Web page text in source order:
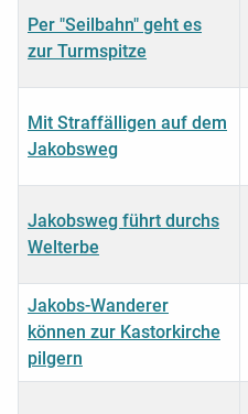
Per "Seilbahn" geht es
zur Turmspitze
Mit Straffälligen auf dem
Jakobsweg
Jakobsweg führt durchs
Welterbe
Jakobs-Wanderer
können zur Kastorkirche
pilgern